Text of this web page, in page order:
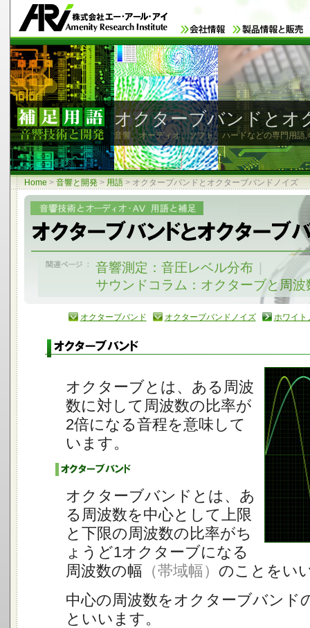
オクターブバンドとオ
音響、オーディオ、ソフト、ハードなどの専門用語,
Home > 音響と開発 > 用語 > オクターブバンドとオクターブバンドノイズ
音響測定：音圧レベル分布
サウンドコラム：オクターブと周波
オクターブバンド オクターブバンドノイズ ホワイト
オクターブとは、ある周波
数に対して周波数の比率が
2倍になる音程を意味して
います。
オクターブバンドとは、あ
る周波数を中心として上限
と下限の周波数の比率がち
ょうど1オクターブになる
周波数の幅 （帯域幅） のことをい
中心の周波数をオクターブバンド
といいます。